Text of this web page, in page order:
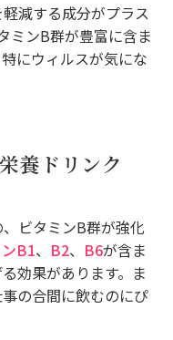
減する成分がプラス
ミンB群が豊富に含ま
にウィルスが気にな
養ドリンク
ビタミンB群が強化
B1、 B2、 B6が含ま
効果があります。ま
の合間に飲むのにぴ